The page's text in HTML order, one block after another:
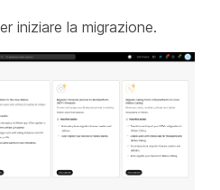
iniziare la migrazione.